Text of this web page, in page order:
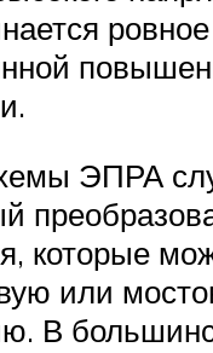
ЭПРА
которые
или
В